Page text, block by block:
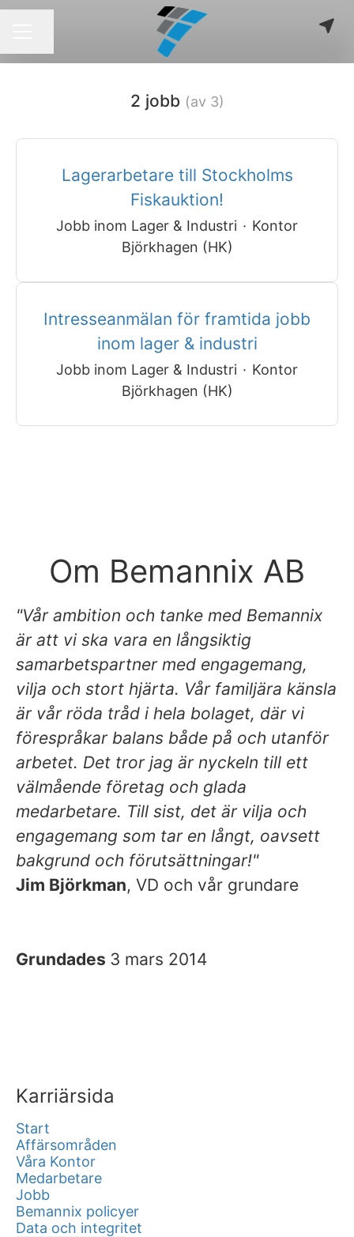
2 jobb (av 3)
Lagerarbetare till Stockholms
Fiskauktion!
Jobb inom Lager & Industri · Kontor
Björkhagen (HK)
Intresseanmälan för framtida jobb
inom lager & industri
Jobb inom Lager & Industri · Kontor
Björkhagen (HK)
Om Bemannix AB
"Vår ambition och tanke med Bemannix
är att vi ska vara en långsiktig
samarbetspartner med engagemang,
vilja och stort hjärta. Vår familjära känsla
är vår röda tråd i hela bolaget, där vi
förespråkar balans både på och utanför
arbetet. Det tror jag är nyckeln till ett
välmående företag och glada
medarbetare. Till sist, det är vilja och
engagemang som tar en långt, oavsett
bakgrund och förutsättningar!"
Jim Björkman, VD och vår grundare
Grundades 3 mars 2014
Karriärsida
Start
Affärsområden
Våra Kontor
Medarbetare
Jobb
Bemannix policyer
Data och integritet